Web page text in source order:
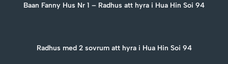
Baan Fanny Hus Nr 1 – Radhus att hyra i Hua Hin Soi 94
Radhus med 2 sovrum att hyra i Hua Hin Soi 94